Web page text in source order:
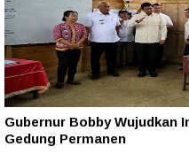
Gubernur Bobby Wujudkan
Gedung Permanen